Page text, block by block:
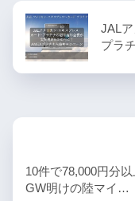
JAL
プラ
10件で78,000円分
GW明けの陸マイ…